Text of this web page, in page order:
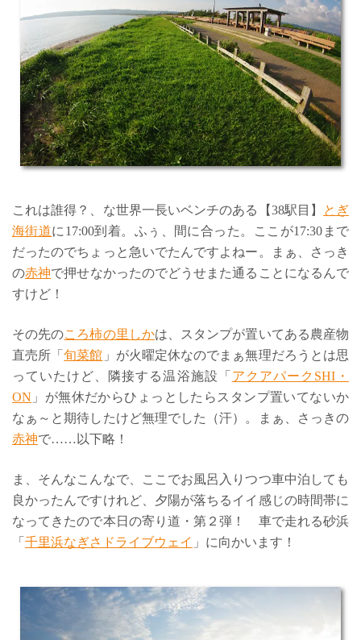
これは誰得？、な世界一長いベンチのある【38駅目】
とぎ
海街道に17:00到着。ふぅ、間に合った。ここが17:30まで
だったのでちょっと急いでたんですよねー。まぁ、さっき
の赤神で押せなかったのでどうせまた通ることになるんで
すけど！
その先のころ柿の里しかは、スタンプが置いてある農産物
直売所「旬菜館 」が火曜定休なのでまぁ無理だろうとは思
っていたけど、隣接する温浴施設「 アクアパークSHI・
ON 」が無休だからひょっとしたらスタンプ置いてないか
なぁ～と期待したけど無理でした（汗）。まぁ、さっきの
赤神で……以下略！
ま、そんなこんなで、ここでお風呂入りつつ車中泊しても
良かったんですけれど、夕陽が落ちるイイ感じの時間帯に
なってきたので本日の寄り道・第２弾！ 車で走れる砂浜
「 千里浜なぎさドライブウェイ 」に向かいます！